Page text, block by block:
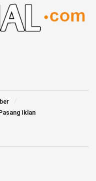
Iklan